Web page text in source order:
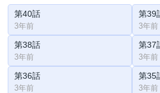
第40話
3年前
第39
3年前
第38話
3年前
第37
3年前
第36話
3年前
第35
3年前